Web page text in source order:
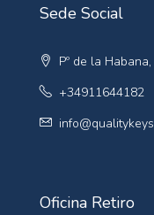
Sede Social
Pº de la
+34911644182
Oficina Retiro